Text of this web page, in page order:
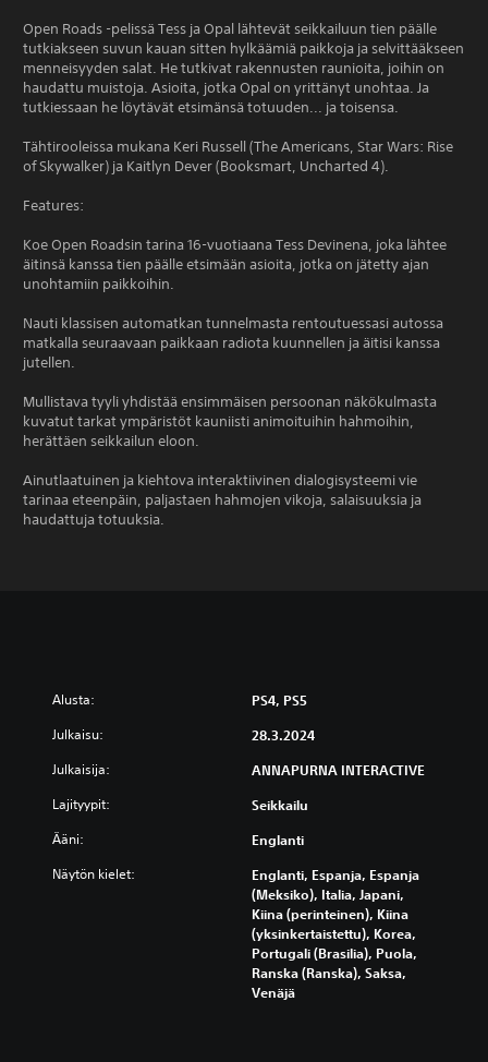
Open Roads -pelissä Tess ja Opal lähtevät seikkailuun tien päälle
tutkiakseen suvun kauan sitten hylkäämiä paikkoja ja selvittääkseen
menneisyyden salat. He tutkivat rakennusten raunioita, joihin on
haudattu muistoja. Asioita, jotka Opal on yrittänyt unohtaa. Ja
tutkiessaan he löytävät etsimänsä totuuden... ja toisensa.
Tähtirooleissa mukana Keri Russell (The Americans, Star Wars: Rise
of Skywalker) ja Kaitlyn Dever (Booksmart, Uncharted 4).
Features:
Koe Open Roadsin tarina 16-vuotiaana Tess Devinena, joka lähtee
äitinsä kanssa tien päälle etsimään asioita, jotka on jätetty ajan
unohtamiin paikkoihin.
Nauti klassisen automatkan tunnelmasta rentoutuessasi autossa
matkalla seuraavaan paikkaan radiota kuunnellen ja äitisi kanssa
jutellen.
Mullistava tyyli yhdistää ensimmäisen persoonan näkökulmasta
kuvatut tarkat ympäristöt kauniisti animoituihin hahmoihin,
herättäen seikkailun eloon.
Ainutlaatuinen ja kiehtova interaktiivinen dialogisysteemi vie
tarinaa eteenpäin, paljastaen hahmojen vikoja, salaisuuksia ja
haudattuja totuuksia.
Alusta: PS4, PS5
Julkaisu: 28.3.2024
Julkaisija: ANNAPURNA INTERACTIVE
Lajityypit: Seikkailu
Ääni: Englanti
Näytön kielet:
Englanti, Espanja, Espanja
(Meksiko), Italia, Japani,
Kiina (perinteinen), Kiina
(yksinkertaistettu), Korea,
Portugali (Brasilia), Puola,
Ranska (Ranska), Saksa,
Venäjä